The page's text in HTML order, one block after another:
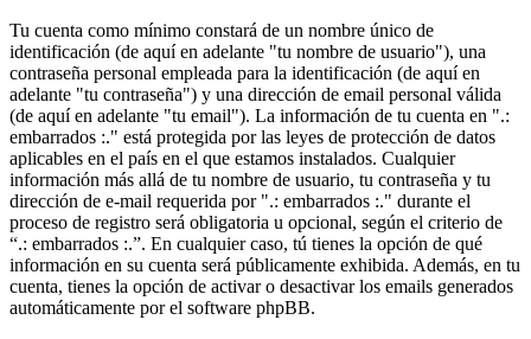
Tu cuenta como mínimo constará de un nombre único de
identificación (de aquí en adelante "tu nombre de usuario"), una
contraseña personal empleada para la identificación (de aquí en
adelante "tu contraseña") y una dirección de email personal válida
(de aquí en adelante "tu email"). La información de tu cuenta en ".:
embarrados :." está protegida por las leyes de protección de datos
aplicables en el país en el que estamos instalados. Cualquier
información más allá de tu nombre de usuario, tu contraseña y tu
dirección de e-mail requerida por ".: embarrados :." durante el
proceso de registro será obligatoria u opcional, según el criterio de
“.: embarrados :.”. En cualquier caso, tú tienes la opción de qué
información en su cuenta será públicamente exhibida. Además, en tu
cuenta, tienes la opción de activar o desactivar los emails generados
automáticamente por el software phpBB.